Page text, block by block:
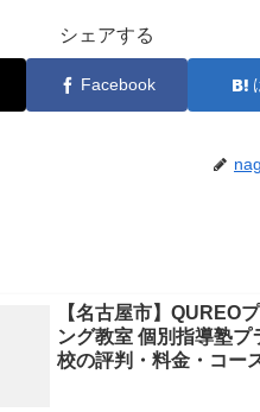
シェアする
Facebook
【名古屋市】QUREO
ング教室 個別指導塾プ
校の評判・料金・コー